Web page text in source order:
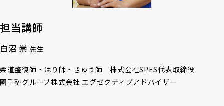
担当講師
白沼 崇 先生
柔道整復師・はり師・きゅう師 株式会社SPES代表取締役
國手塾グループ株式会社 エグゼクティブアドバイザー